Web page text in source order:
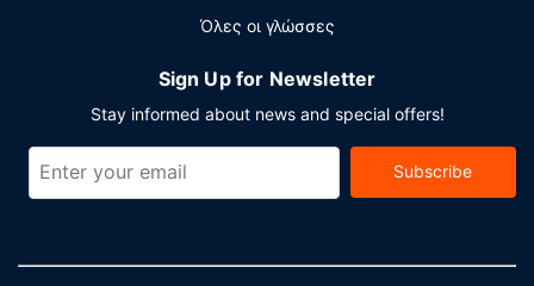
Όλες οι γλώσσες
Sign Up for Newsletter
Stay informed about news and special offers!
Subscribe